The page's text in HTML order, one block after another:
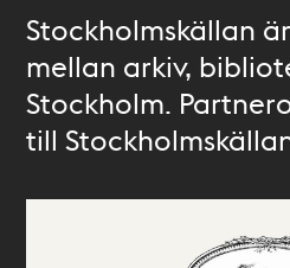
Stockholmskällan
mellan arkiv,
Stockholm.
till